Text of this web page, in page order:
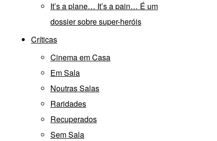
It’s a plane… It’s a pain… É um
dossier sobre super-heróis
Críticas
Cinema em Casa
Em Sala
Noutras Salas
Raridades
Recuperados
Sem Sala